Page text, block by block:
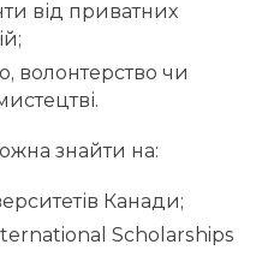
від приватних
волонтерство чи
знайти на:
Канади;
Scholarships